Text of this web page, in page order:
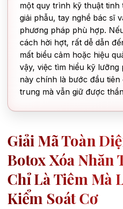
một quy trình kỹ thuật tinh
giải phẫu, tay nghề bác sĩ
phương pháp phù hợp.
cách hời hợt, rất dễ dẫn
mất biểu cảm hoặc hiệu
vậy, việc tìm hiểu kỹ lưỡng
này chính là bước đầu
trung mà vẫn giữ được
Giải Mã Toàn
Botox Xóa Nhăn
Chỉ Là Tiêm Mà
Kiểm Soát Cơ